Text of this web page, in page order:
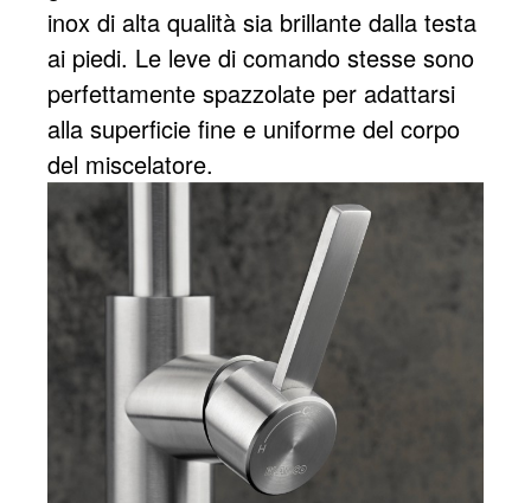
inox di alta qualità sia brillante dalla testa
ai piedi. Le leve di comando stesse sono
perfettamente spazzolate per adattarsi
alla superficie fine e uniforme del corpo
del miscelatore.